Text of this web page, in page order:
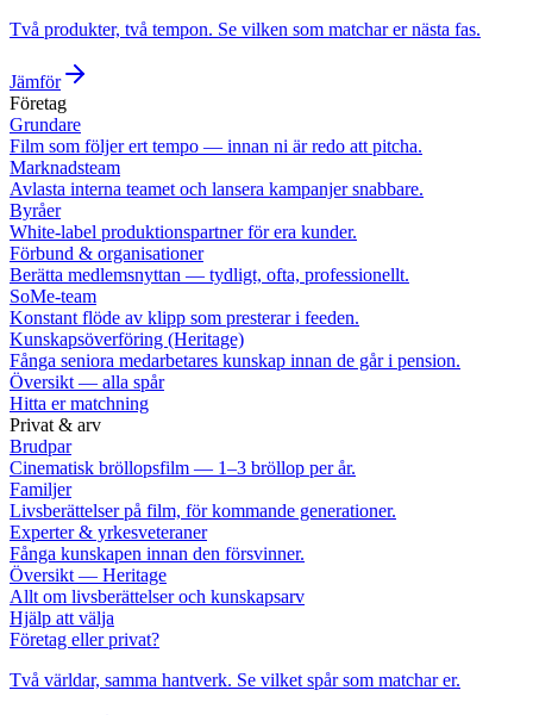
Två produkter, två tempon. Se vilken som matchar er nästa fas.
Jämför
Företag
Grundare
Film som följer ert tempo — innan ni är redo att pitcha.
Marknadsteam
Avlasta interna teamet och lansera kampanjer snabbare.
Byråer
White-label produktionspartner för era kunder.
Förbund & organisationer
Berätta medlemsnyttan — tydligt, ofta, professionellt.
SoMe-team
Konstant flöde av klipp som presterar i feeden.
Kunskapsöverföring (Heritage)
Fånga seniora medarbetares kunskap innan de går i pension.
Översikt — alla spår
Hitta er matchning
Privat & arv
Brudpar
Cinematisk bröllopsfilm — 1–3 bröllop per år.
Familjer
Livsberättelser på film, för kommande generationer.
Experter & yrkesveteraner
Fånga kunskapen innan den försvinner.
Översikt — Heritage
Allt om livsberättelser och kunskapsarv
Hjälp att välja
Företag eller privat?
Två världar, samma hantverk. Se vilket spår som matchar er.